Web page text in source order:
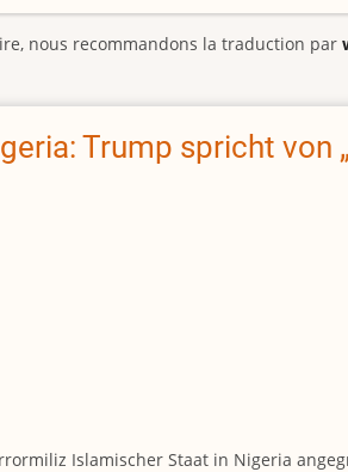
nous recommandons la traduction par
Trump spricht von
Islamischer Staat in Nigeria